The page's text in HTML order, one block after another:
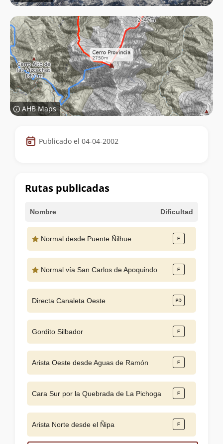
AHB Maps
Datos
de
cumbre
Publicado el 04-04-2002
Rutas publicadas
Nombre Dificultad
Normal desde Puente Ñilhue
Normal vía San Carlos de Apoquindo
Directa Canaleta Oeste
Gordito Silbador
Arista Oeste desde Aguas de Ramón
Cara Sur por la Quebrada de La Pichoga
Arista Norte desde el Ñipa